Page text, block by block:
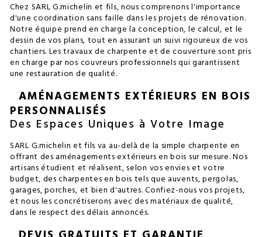
Chez SARL G.michelin et fils, nous comprenons l'importance
d'une coordination sans faille dans les projets de rénovation.
Notre équipe prend en charge la conception, le calcul, et le
dessin de vos plans, tout en assurant un suivi rigoureux de vos
chantiers. Les travaux de charpente et de couverture sont pris
en charge par nos couvreurs professionnels qui garantissent
une restauration de qualité.
AMÉNAGEMENTS EXTÉRIEURS EN BOIS
PERSONNALISÉS
Des Espaces Uniques à Votre Image
SARL G.michelin et fils va au-delà de la simple charpente en
offrant des aménagements extérieurs en bois sur mesure. Nos
artisans étudient et réalisent, selon vos envies et votre
budget, des charpentes en bois tels que auvents, pergolas,
garages, porches, et bien d'autres. Confiez-nous vos projets,
et nous les concrétiserons avec des matériaux de qualité,
dans le respect des délais annoncés.